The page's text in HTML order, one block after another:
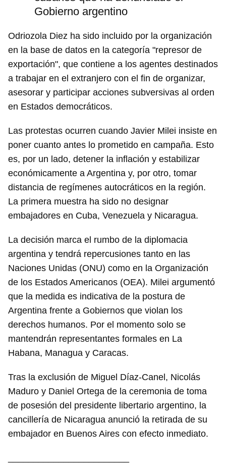
Gobierno argentino
Odriozola Diez ha sido incluido por la organización
en la base de datos en la categoría "represor de
exportación", que contiene a los agentes destinados
a trabajar en el extranjero con el fin de organizar,
asesorar y participar acciones subversivas al orden
en Estados democráticos.
Las protestas ocurren cuando Javier Milei insiste en
poner cuanto antes lo prometido en campaña. Esto
es, por un lado, detener la inflación y estabilizar
económicamente a Argentina y, por otro, tomar
distancia de regímenes autocráticos en la región.
La primera muestra ha sido no designar
embajadores en Cuba, Venezuela y Nicaragua.
La decisión marca el rumbo de la diplomacia
argentina y tendrá repercusiones tanto en las
Naciones Unidas (ONU) como en la Organización
de los Estados Americanos (OEA). Milei argumentó
que la medida es indicativa de la postura de
Argentina frente a Gobiernos que violan los
derechos humanos. Por el momento solo se
mantendrán representantes formales en La
Habana, Managua y Caracas.
Tras la exclusión de Miguel Díaz-Canel, Nicolás
Maduro y Daniel Ortega de la ceremonia de toma
de posesión del presidente libertario argentino, la
cancillería de Nicaragua anunció la retirada de su
embajador en Buenos Aires con efecto inmediato.